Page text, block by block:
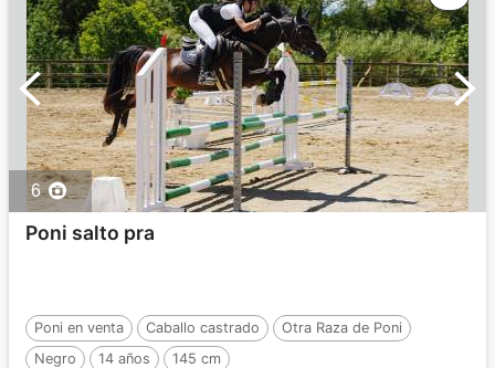
6
Poni salto pra
Poni en venta Caballo castrado
Otra Raza de Poni
Negro
14 años 145 cm